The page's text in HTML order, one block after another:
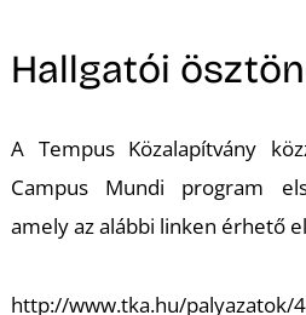
Hallgatói
A Tempus Közalapítvány
Campus Mundi program
amely az alábbi linken érhető el
http://www.tka.hu/palyazatok/